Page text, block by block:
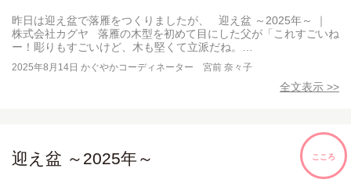
昨日は迎え盆で落雁をつくりましたが、 迎え盆 ～2025年～ ｜
株式会社カグヤ 落雁の木型を初めて目にした父が「これすごいね
ー！彫りもすごいけど、木も堅くて立派だね。…
2025年8月14日 かぐやかコーディネーター 宮前 奈々子
全文表示 >>
こころ
迎え盆 ～2025年～